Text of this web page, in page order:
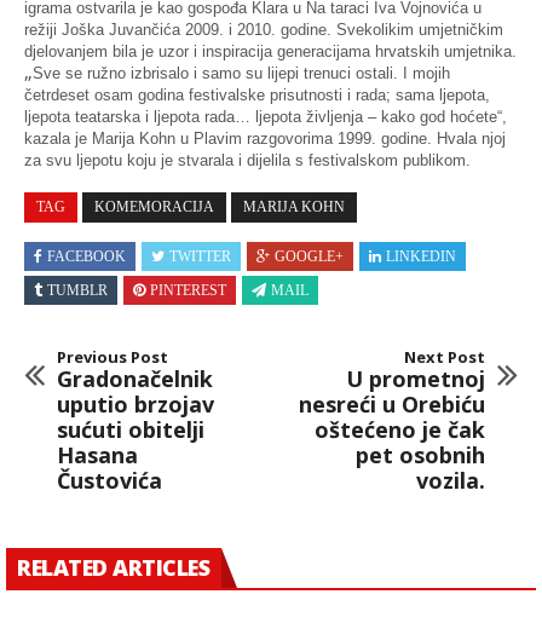
igrama ostvarila je kao gospođa Klara u Na taraci Iva Vojnovića u
režiji Joška Juvančića 2009. i 2010. godine. Svekolikim umjetničkim
djelovanjem bila je uzor i inspiracija generacijama hrvatskih umjetnika.
„Sve se ružno izbrisalo i samo su lijepi trenuci ostali. I mojih
četrdeset osam godina festivalske prisutnosti i rada; sama ljepota,
ljepota teatarska i ljepota rada… ljepota življenja – kako god hoćete“,
kazala je Marija Kohn u Plavim razgovorima1999. godine. Hvala njoj
za svu ljepotu koju je stvarala i dijelila s festivalskom publikom.
TAG KOMEMORACIJA MARIJA KOHN
FACEBOOK TWITTER GOOGLE+
LINKEDIN
TUMBLR
PINTEREST MAIL
Previous Post
Gradonačelnik
uputio brzojav
sućuti obitelji
Hasana
Čustovića
Next Post
U prometnoj
nesreći u Orebiću
oštećeno je čak
pet osobnih
vozila.
RELATED ARTICLES